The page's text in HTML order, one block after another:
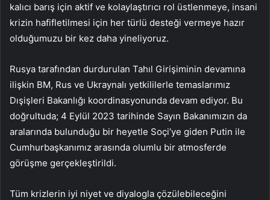
kalıcı barış için aktif ve kolaylaştırıcı rol üstlenmeye, insani
krizin hafifletilmesi için her türlü desteği vermeye hazır
olduğumuzu bir kez daha yineliyoruz.
Rusya tarafından durdurulan Tahıl Girişiminin devamına
ilişkin BM, Rus ve Ukraynalı yetkililerle temaslarımız
Dışişleri Bakanlığı koordinasyonunda devam ediyor. Bu
doğrultuda; 4 Eylül 2023 tarihinde Sayın Bakanımızın da
aralarında bulunduğu bir heyetle Soçi’ye giden Putin ile
Cumhurbaşkanımız arasında olumlu bir atmosferde
görüşme gerçekleştirildi.
Tüm krizlerin iyi niyet ve diyalogla çözülebileceğini